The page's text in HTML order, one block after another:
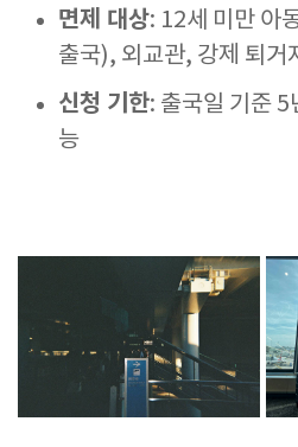
면제 대상: 12세 미만 아
출국), 외교관, 강제 퇴거
신청 기한: 출국일 기준 5
능